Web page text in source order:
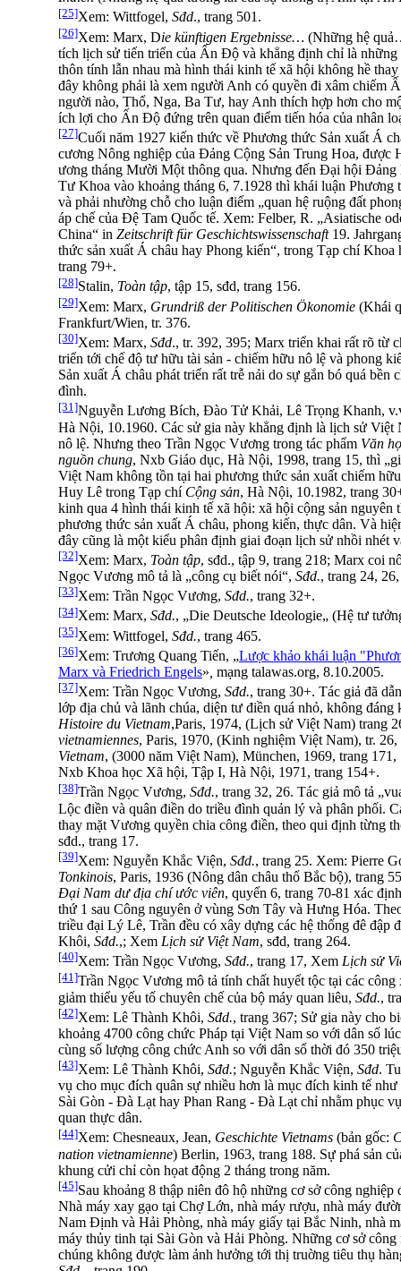
[25]Xem: Wittfogel, Sđd., trang 501.
[26]Xem: Marx, Die künftigen Ergebnisse… (Những hệ
tích lịch sử tiến triển của Ấn Độ và khẳng định chỉ là những
thôn tính lẫn nhau mà hình thái kinh tế xã hội không hề
đây không phải là xem người Anh có quyền đi xâm chiếm
người nào, Thổ, Nga, Ba Tư, hay Anh thích hợp hơn cho
ích lợi cho Ấn Độ đứng trên quan điểm tiến hóa của nhân
[27]Cuối năm 1927 kiến thức về Phương thức Sản xuất Á
cương Nông nghiệp của Đảng Cộng Sản Trung Hoa, được
ương tháng Mười Một thông qua. Nhưng đến Đại hội Đảng
Tư Khoa vào khoảng tháng 6, 7.1928 thì khái luận Phương
và phải nhường chỗ cho luận điểm „quan hệ ruộng đất
áp chế của Đệ Tam Quốc tế. Xem: Felber, R. „Asiatische
China“ in Zeitschrift für Geschichtswissenschaft19.
thức sản xuất Á châu hay Phong kiến“, trong Tạp chí
trang 79+.
[28]Stalin, Toàn tập, tập 15, sđd, trang 156.
[29]Xem: Marx, Grundriß der Politischen Ökonomie (Khái
Frankfurt/Wien, tr. 376.
[30]Xem: Marx, Sđd., tr. 392, 395; Marx triển khai rất rõ từ
triển tới chế độ tư hữu tài sản - chiếm hữu nô lệ và phong
Sản xuất Á châu phát triển rất trễ nải do sự gắn bó quá bền
đình.
[31]Nguyễn Lương Bích, Đào Tử Khải, Lê Trọng Khanh,
Hà Nội, 10.1960. Các sử gia này khẳng định là lịch sử Việt
nô lệ. Nhưng theo Trần Ngọc Vương trong tác phẩm Văn
nguồn chung, Nxb Giáo dục, Hà Nội, 1998, trang 15, thì
Việt Nam không tồn tại hai phương thức sản xuất chiếm
Huy Lê trong Tạp chí Cộng sản, Hà Nội, 10.1982, trang
kinh qua 4 hình thái kinh tế xã hội: xã hội cộng sản nguyên
phương thức sản xuất Á châu, phong kiến, thực dân. Và
đây cũng là một kiểu phân định giai đoạn lịch sử nhồi nhét
[32]Xem: Marx, Toàn tập, sđd., tập 9, trang 218; Marx coi
Ngọc Vương mô tả là „công cụ biết nói“, Sđd., trang 24,
[33]Xem: Trần Ngọc Vương, Sđd., trang 32+.
[34]Xem: Marx, Sđd., „Die Deutsche Ideologie„ (Hệ tư
[35]Xem: Wittfogel, Sđd., trang 465.
[36]Xem: Trương Quang Tiến, „Lược khảo khái luận
Marx và Friedrich Engels» mạng talawas.org, 8.10.2005.
[37]Xem: Trần Ngọc Vương, Sđd., trang 30+. Tác giả đã
lớp địa chủ và lãnh chúa, diện tư điền quá nhỏ, không
Histoire du Vietnam,Paris, 1974, (Lịch sử Việt Nam) trang
vietnamiennes, Paris, 1970, (Kinh nghiệm Việt Nam), tr.
Vietnam, (3000 năm Việt Nam), München, 1969, trang
Nxb Khoa học Xã hội, Tập I, Hà Nội, 1971, trang 154+.
[38]Trần Ngọc Vương, Sđd., trang 32, 26. Tác giả mô tả
Lộc điền và quân điền do triều đình quản lý và phân phối.
thay mặt Vương quyền chia công điền, theo qui định từng
sđd., trang 17.
[39]Xem: Nguyễn Khắc Viện, Sđd., trang 25. Xem: Pierre
Tonkinois, Paris, 1936 (Nông dân châu thổ Bắc bộ), trang
Đại Nam dư địa chí ước viên, quyển 6, trang 70-81 xác
thứ 1 sau Công nguyên ở vùng Sơn Tây và Hưng Hóa.
triều đại Lý Lê, Trần đều có xây dựng các hệ thống đê đập
Khôi, Sđd.,; Xem Lịch sử Việt Nam, sđd, trang 264.
[40]Xem: Trần Ngọc Vương, Sđd., trang 17, Xem Lịch sử
[41]Trần Ngọc Vương mô tả tính chất huyết tộc tại các
giảm thiểu yếu tố chuyên chế của bộ máy quan liêu, Sđd.,
[42]Xem: Lê Thành Khôi, Sđd., trang 367; Sử gia này cho
khoảng 4700 công chức Pháp tại Việt Nam so với dân số
cùng số lượng công chức Anh so với dân số thời đó 350
[43]Xem: Lê Thành Khôi, Sđd.; Nguyễn Khắc Viện, Sđd.
vụ cho mục đích quân sự nhiều hơn là mục đích kinh tế
Sài Gòn - Đà Lạt hay Phan Rang - Đà Lạt chỉ nhằm phục
quan thực dân.
[44]Xem: Chesneaux, Jean, Geschichte Vietnams (bản gốc:
nation vietnamienne) Berlin, 1963, trang 188. Sự phá sản
khung cửi chỉ còn họat động 2 tháng trong năm.
[45]Sau khoảng 8 thập niên đô hộ những cơ sở công
Nhà máy xay gạo tại Chợ Lớn, nhà máy rượu, nhà máy
Nam Định và Hải Phòng, nhà máy giấy tại Bắc Ninh, nhà
máy thủy tinh tại Sài Gòn và Hải Phòng. Những cơ sở
chúng không được làm ảnh hưởng tới thị truờng tiêu thụ